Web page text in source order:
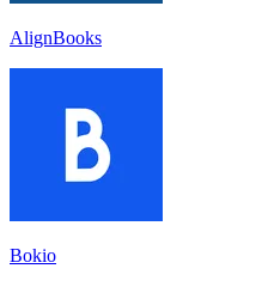
AlignBooks
Bokio